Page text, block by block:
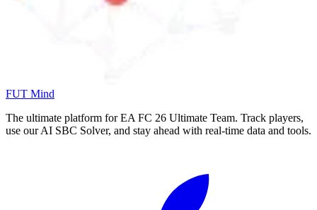
FUT Mind
The ultimate platform for EA FC 26 Ultimate Team. Track players,
use our AI SBC Solver, and stay ahead with real-time data and tools.